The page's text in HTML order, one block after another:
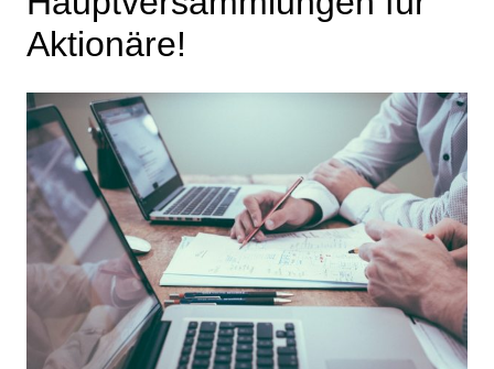
Aktionäre!